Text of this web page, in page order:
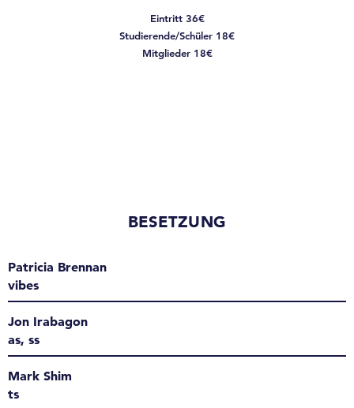
Eintritt 36€
Studierende/Schüler 18€
Mitglieder 18€
BESETZUNG
Patricia Brennan
vibes
Jon Irabagon
as, ss
Mark Shim
ts